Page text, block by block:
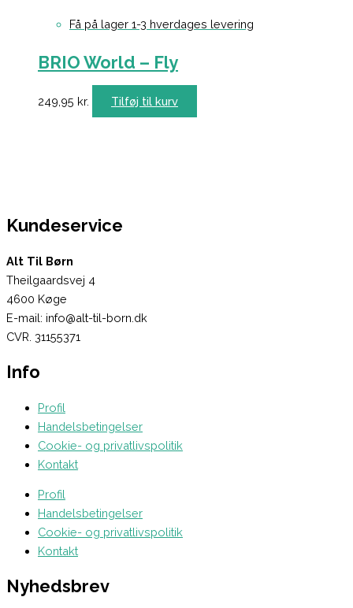
Få på lager 1-3 hverdages levering
BRIO World – Fly
249,95 kr. Tilføj til kurv
Kundeservice
Alt Til Børn
Theilgaardsvej 4
4600 Køge
E-mail: info@alt-til-born.dk
CVR. 31155371
Info
Profil
Handelsbetingelser
Cookie- og privatlivspolitik
Kontakt
Profil
Handelsbetingelser
Cookie- og privatlivspolitik
Kontakt
Nyhedsbrev